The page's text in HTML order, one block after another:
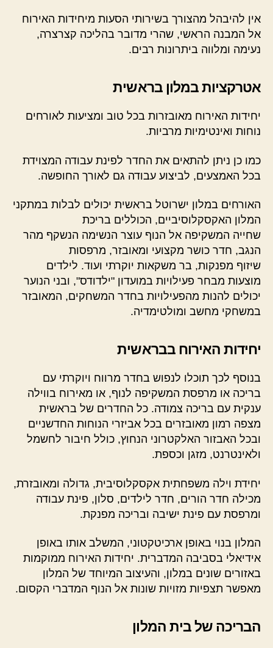
אין להיבהל מהצורך בשירותי הסעות מיחידות האירוח
אל המבנה הראשי, שהרי מדובר בהליכה קצרצרה,
נעימה ומלווה ביתרונות רבים.
אטרקציות במלון בראשית
יחידות האירוח מאובזרות בכל טוב ומציעות לאורחים
נוחות ואינטימיות מרביות.
כמו כן ניתן להתאים את החדר לפינת עבודה המצוידת
בכל האמצעים, לביצוע עבודה גם לאורך החופשה.
האורחים במלון ישרוטל בראשית יכולים לבלות במתקני
המלון האקסקלוסיביים, הכוללים בריכת
שחייה המשקיפה אל הנוף עוצר הנשימה הנשקף מהר
הנגב, חדר כושר מקצועי ומאובזר, מרפסות
שיזוף מפנקות, בר משקאות יוקרתי ועוד. לילדים
מוצעות מבחר פעילויות במועדון "ילדודס", ובני הנוער
יכולים להנות מהפעילויות בחדר המשחקים, המאובזר
במשחקי מחשב ומולטימדיה.
יחידות האירוח בבראשית
בנוסף לכך תוכלו לנפוש בחדר מרווח ויוקרתי עם
בריכה או מרפסת המשקיפה לנוף, או מאירוח בווילה
ענקית עם בריכה צמודה. כל החדרים של בראשית
מצפה רמון מאובזרים בכל אביזרי הנוחות החדשניים
ובכל האבזור האלקטרוני הנחוץ, כולל חיבור לחשמל
ולאינטרנט, מזגן וכספת.
יחידת וילה משפחתית אקסקלוסיבית, גדולה ומאובזרת,
מכילה חדר הורים, חדר לילדים, סלון, פינת עבודה
ומרפסת עם פינת ישיבה ובריכה מפנקת.
המלון בנוי באופן ארכיטקטוני, המשלב אותו באופן
אידיאלי בסביבה המדברית. יחידות האירוח ממוקמות
באזורים שונים במלון, והעיצוב המיוחד של המלון
מאפשר תצפיות מזויות שונות אל הנוף המדברי הקסום.
הבריכה של בית המלון